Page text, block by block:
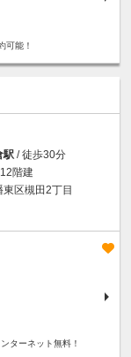
可能！
駅 / 徒歩30分
階建
区槻田2丁目
ターネット無料！